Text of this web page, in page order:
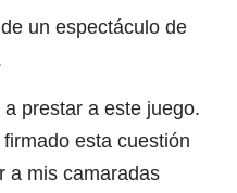
un espectáculo de
prestar a este juego.
esta cuestión
a mis camaradas